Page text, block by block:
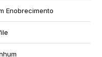
Enobrecimento